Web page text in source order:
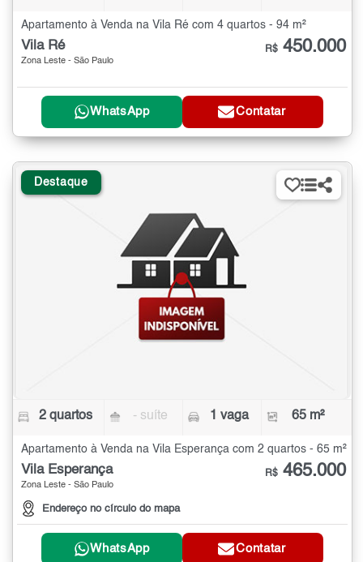
Apartamento à Venda na Vila Ré com 4 quartos - 94 m²
Vila Ré
Zona Leste - São Paulo
R$ 450.000
WhatsApp Contatar
Destaque
2 quartos - suíte 1 vaga 65 m²
Apartamento à Venda na Vila Esperança com 2 quartos - 65 m²
Vila Esperança
Zona Leste - São Paulo
Endereço no círculo do mapa
R$ 465.000
WhatsApp Contatar